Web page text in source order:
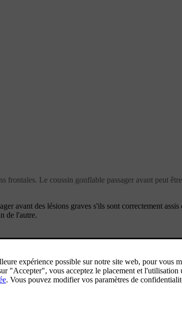
frontales. Le coussin gonflable passager avant peut
avant des lésions graves s'ils sont correctement assis
de l'autre.